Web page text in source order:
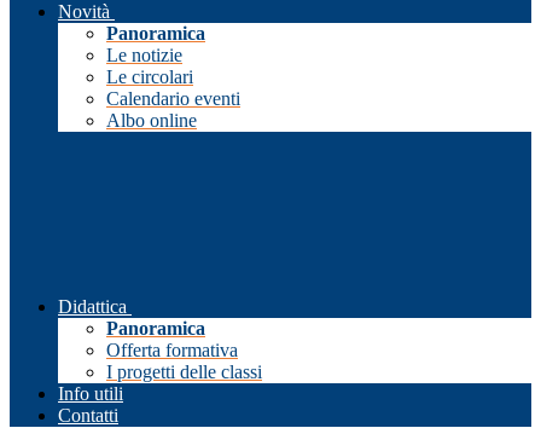
Novità
Panoramica
Le notizie
Le circolari
Calendario eventi
Albo online
Didattica
Panoramica
Offerta formativa
I progetti delle classi
Info utili
Contatti